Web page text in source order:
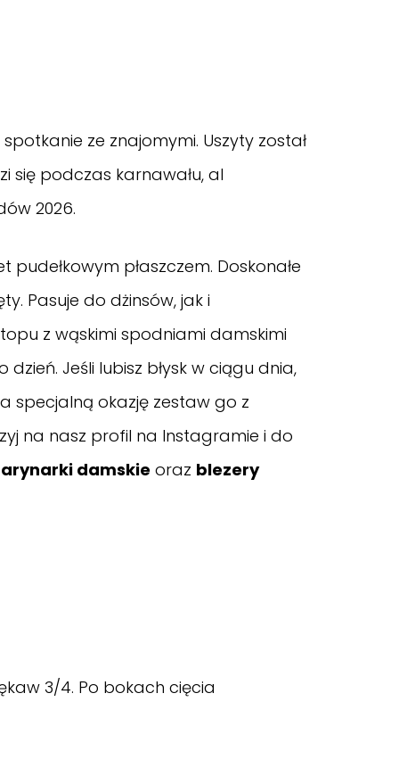
ze znajomymi. Uszyty został
się podczas karnawału, al
2026.
płaszczem. Doskonałe
Pasuje do dżinsów, jak i
z wąskimi spodniami damskimi
Jeśli lubisz błysk w ciągu dnia,
specjalną okazję zestaw go z
na nasz profil na Instagramie i do
damskie oraz blezery
3/4. Po bokach cięcia